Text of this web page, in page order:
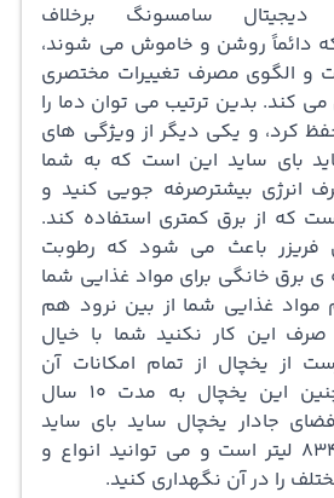
دیجیتال سامسونگ برخلاف
دائماً روشن و خاموش می شوند،
و الگوی مصرف تغییرات مختصری
می کند. بدین ترتیب می توان دما را
کرد، و یکی دیگر از ویژگی های
بای ساید این است که به شما
انرژی بیشترصرفه جویی کنید و
که از برق کمتری استفاده کند.
فریزر باعث می شود که رطوبت
برق خانگی برای مواد غذایی شما
غذایی شما از بین نرود هم
صرف این کار نکنید شما با خیال
از یخچال از تمام امکانات آن
استفاده کنید. همچنین این یخچال به مدت 10 سال
جادار یخچال ساید بای ساید
RS844 سامسونگ 834 لیتر است و می توانید انواع و
را در آن نگهداری کنید.